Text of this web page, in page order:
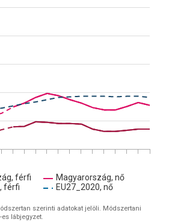
szerinti adatokat jelöli. Módszertani
lábjegyzet.
férfi
Magyarország, nő
férfi
EU27_2020, nő